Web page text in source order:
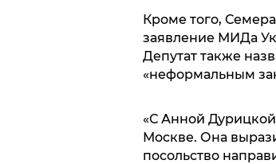
Кроме того,
заявление МИДа
Депутат также
«неформальным
«С Анной
Москве. Она
посольство